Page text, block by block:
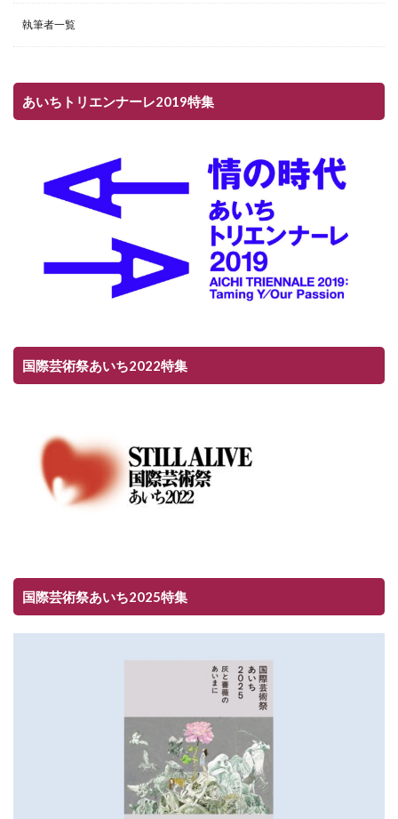
執筆者一覧
あいちトリエンナーレ2019特集
国際芸術祭あいち2022特集
国際芸術祭あいち2025特集